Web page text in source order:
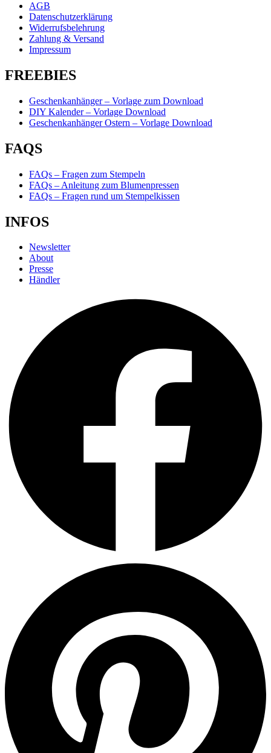
AGB
Datenschutzerklärung
Widerrufsbelehrung
Zahlung & Versand
Impressum
FREEBIES
Geschenkanhänger – Vorlage zum Download
DIY Kalender – Vorlage Download
Geschenkanhänger Ostern – Vorlage Download
FAQS
FAQs – Fragen zum Stempeln
FAQs – Anleitung zum Blumenpressen
FAQs – Fragen rund um Stempelkissen
INFOS
Newsletter
About
Presse
Händler